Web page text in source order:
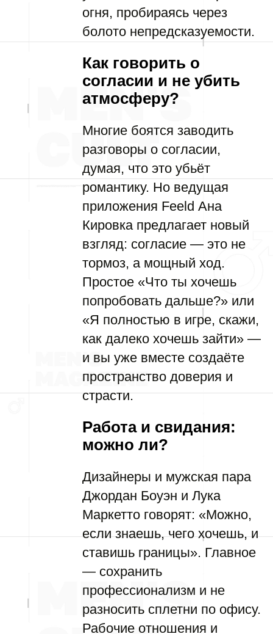
огня, пробираясь через
болото непредсказуемости.
Как говорить о
согласии и не убить
атмосферу?
Многие боятся заводить
разговоры о согласии,
думая, что это убьёт
романтику. Но ведущая
приложения Feeld Ана
Кировка предлагает новый
взгляд: согласие — это не
тормоз, а мощный ход.
Простое «Что ты хочешь
попробовать дальше?» или
«Я полностью в игре, скажи,
как далеко хочешь зайти» —
и вы уже вместе создаёте
пространство доверия и
страсти.
Работа и свидания:
можно ли?
Дизайнеры и мужская пара
Джордан Боуэн и Лука
Маркетто говорят: «Можно,
если знаешь, чего хочешь, и
ставишь границы». Главное
— сохранить
профессионализм и не
разносить сплетни по офису.
Рабочие отношения и